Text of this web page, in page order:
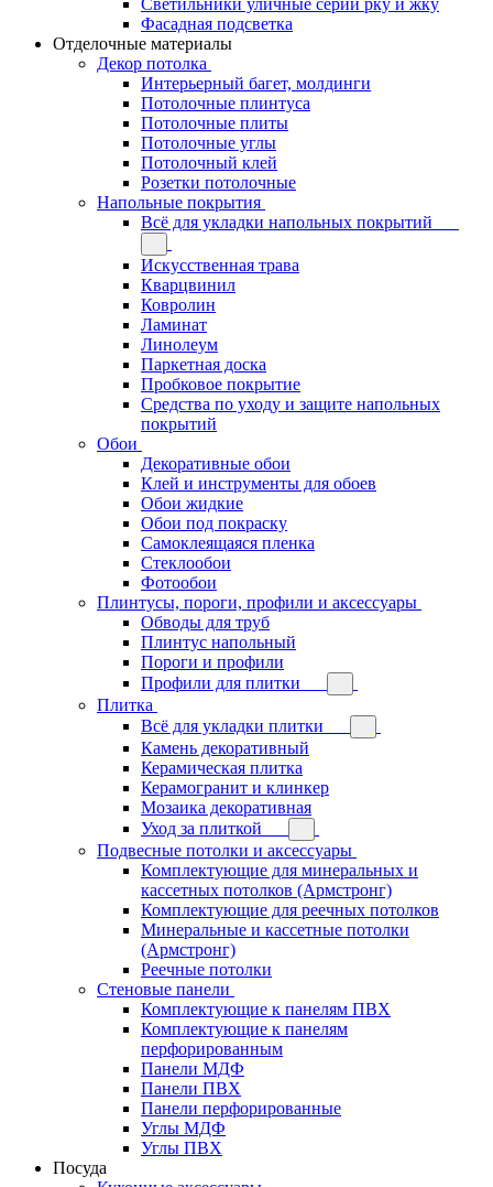
Фасадная подсветка
Отделочные материалы
Декор потолка
Интерьерный багет, молдинги
Потолочные плинтуса
Потолочные плиты
Потолочные углы
Потолочный клей
Розетки потолочные
Напольные покрытия
Всё для укладки напольных покрытий
Искусственная трава
Кварцвинил
Ковролин
Ламинат
Линолеум
Паркетная доска
Пробковое покрытие
Средства по уходу и защите напольных
покрытий
Обои
Декоративные обои
Клей и инструменты для обоев
Обои жидкие
Обои под покраску
Самоклеящаяся пленка
Стеклообои
Фотообои
Плинтусы, пороги, профили и аксессуары
Обводы для труб
Плинтус напольный
Пороги и профили
Профили для плитки
Плитка
Всё для укладки плитки
Камень декоративный
Керамическая плитка
Керамогранит и клинкер
Мозаика декоративная
Уход за плиткой
Подвесные потолки и аксессуары
Комплектующие для минеральных и
кассетных потолков (Армстронг)
Комплектующие для реечных потолков
Минеральные и кассетные потолки
(Армстронг)
Реечные потолки
Стеновые панели
Комплектующие к панелям ПВХ
Комплектующие к панелям
перфорированным
Панели МДФ
Панели ПВХ
Панели перфорированные
Углы МДФ
Углы ПВХ
Посуда